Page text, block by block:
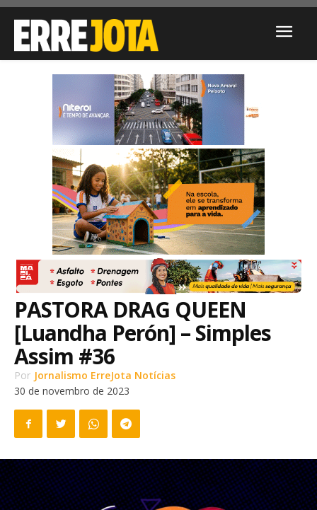
PASTORA DRAG QUEEN
[Luandha Perón] – Simples
Assim #36
Por Jornalismo ErreJota Notícias
30 de novembro de 2023